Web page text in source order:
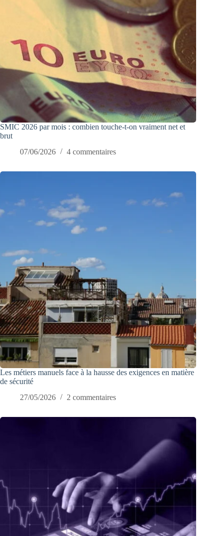
SMIC 2026 par mois : combien touche-t-on vraiment net et
brut
07/06/2026
4 commentaires
Les métiers manuels face à la hausse des exigences en matière
de sécurité
27/05/2026
2 commentaires